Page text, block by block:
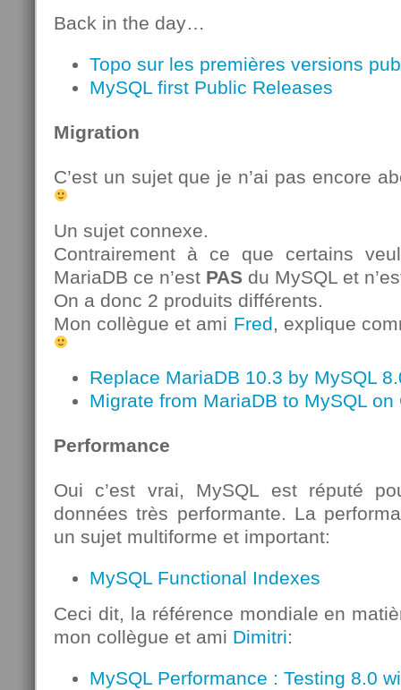
Back in the day…
Topo sur les premières versions
MySQL first Public Releases
Migration
C’est un sujet que je n’ai pas encore
Un sujet connexe.
Contrairement à ce que certains
MariaDB ce n’est PAS du MySQL et
On a donc 2 produits différents.
Mon collègue et ami Fred, explique
Replace MariaDB 10.3 by MySQL
Migrate from MariaDB to MySQL on
Performance
Oui c’est vrai, MySQL est réputé
données très performante. La
un sujet multiforme et important:
MySQL Functional Indexes
Ceci dit, la référence mondiale en
mon collègue et ami Dimitri:
MySQL Performance : Testing 8.0